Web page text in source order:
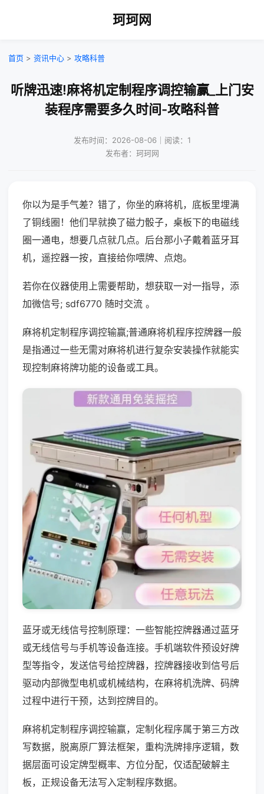
珂珂网
首页 > 资讯中心 > 攻略科普
听牌迅速!麻将机定制程序调控输赢_上门安
装程序需要多久时间-攻略科普
发布时间：2026-08-06｜阅读：1
发布者：珂珂网
你以为是手气差？错了，你坐的麻将机，底板里埋满
了铜线圈！他们早就换了磁力骰子，桌板下的电磁线
圈一通电，想要几点就几点。后台那小子戴着蓝牙耳
机，遥控器一按，直接给你喂牌、点炮。
若你在仪器使用上需要帮助，想获取一对一指导，添
加微信号; sdf6770 随时交流 。
麻将机定制程序调控输赢;普通麻将机程序控牌器一般
是指通过一些无需对麻将机进行复杂安装操作就能实
现控制麻将牌功能的设备或工具。
蓝牙或无线信号控制原理：一些智能控牌器通过蓝牙
或无线信号与手机等设备连接。手机端软件预设好牌
型等指令，发送信号给控牌器，控牌器接收到信号后
驱动内部微型电机或机械结构，在麻将机洗牌、码牌
过程中进行干预，达到控牌目的。
麻将机定制程序调控输赢，定制化程序属于第三方改
写数据，脱离原厂算法框架，重构洗牌排序逻辑，数
据层面可设定牌型概率、方位分配，仅适配破解主
板，正规设备无法写入定制程序数据。